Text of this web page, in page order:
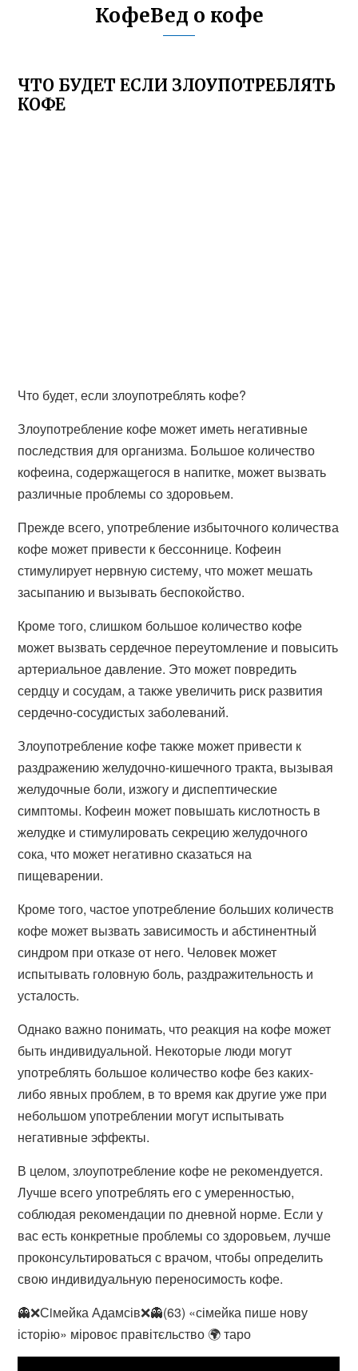
КофеВед о кофе
ЧТО БУДЕТ ЕСЛИ ЗЛОУПОТРЕБЛЯТЬ
КОФЕ
Что будет, если злоупотреблять кофе?
Злоупотребление кофе может иметь негативные
последствия для организма. Большое количество
кофеина, содержащегося в напитке, может вызвать
различные проблемы со здоровьем.
Прежде всего, употребление избыточного количества
кофе может привести к бессоннице. Кофеин
стимулирует нервную систему, что может мешать
засыпанию и вызывать беспокойство.
Кроме того, слишком большое количество кофе
может вызвать сердечное переутомление и повысить
артериальное давление. Это может повредить
сердцу и сосудам, а также увеличить риск развития
сердечно-сосудистых заболеваний.
Злоупотребление кофе также может привести к
раздражению желудочно-кишечного тракта, вызывая
желудочные боли, изжогу и диспептические
симптомы. Кофеин может повышать кислотность в
желудке и стимулировать секрецию желудочного
сока, что может негативно сказаться на
пищеварении.
Кроме того, частое употребление больших количеств
кофе может вызвать зависимость и абстинентный
синдром при отказе от него. Человек может
испытывать головную боль, раздражительность и
усталость.
Однако важно понимать, что реакция на кофе может
быть индивидуальной. Некоторые люди могут
употреблять большое количество кофе без каких-
либо явных проблем, в то время как другие уже при
небольшом употреблении могут испытывать
негативные эффекты.
В целом, злоупотребление кофе не рекомендуется.
Лучше всего употреблять его с умеренностью,
соблюдая рекомендации по дневной норме. Если у
вас есть конкретные проблемы со здоровьем, лучше
проконсультироваться с врачом, чтобы определить
свою индивидуальную переносимость кофе.
👻❌Сiмeйка Адамсів❌👻(63) «сімейка пише нову
історію» міровоє правітєльство 🌍 таро